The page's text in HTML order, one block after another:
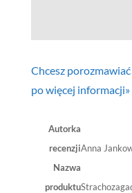
Chcesz
po więcej informacji»
Autorka
recenzjiAnna
Nazwa
produktu